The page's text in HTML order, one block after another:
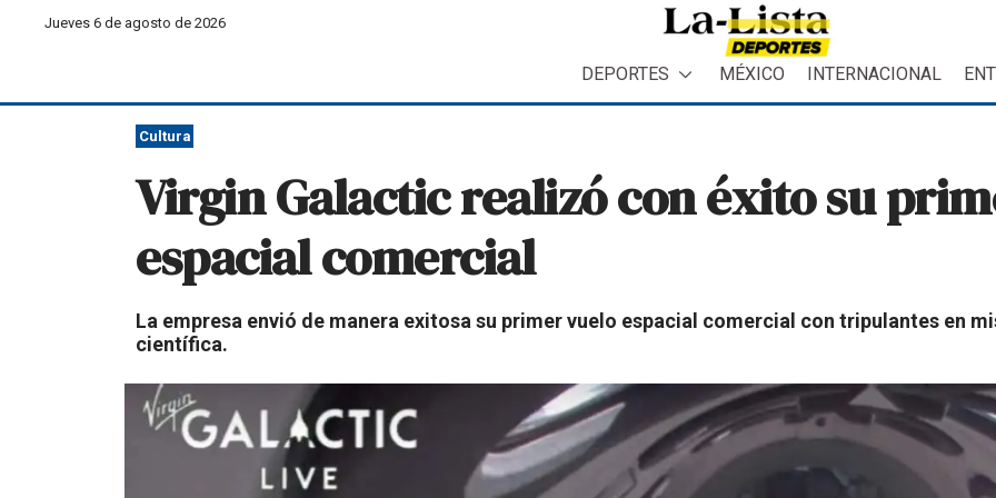
Jueves 6 de agosto de 2026
DEPORTES MÉXICO INTERNACIONAL
Cultura
Virgin Galactic realizó con éxito su
espacial comercial
La empresa envió de manera exitosa su primer vuelo espacial comercial con tripulantes en
científica.